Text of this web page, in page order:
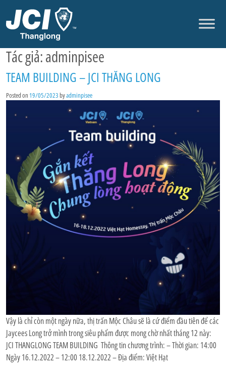
Tác giả:adminpisee
TEAM BUILDING – JCI THĂNG LONG
Posted on 19/05/2023byadminpisee
Vậy là chỉ còn một ngày nữa, thị trấn Mộc Châu sẽ là cứ điểm đầu tiên để các
Jaycees Long trở mình trong siêu phẩm được mong chờ nhất tháng 12 này:
JCI THANGLONG TEAM BUILDING Thông tin chương trình: – Thời gian: 14:00
Ngày 16.12.2022 – 12:00 18.12.2022 – Địa điểm: Việt Hạt